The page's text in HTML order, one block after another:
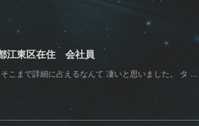
江東区在住 会社員
こまで詳細に占えるなんて 凄いと思いました。 タ ...